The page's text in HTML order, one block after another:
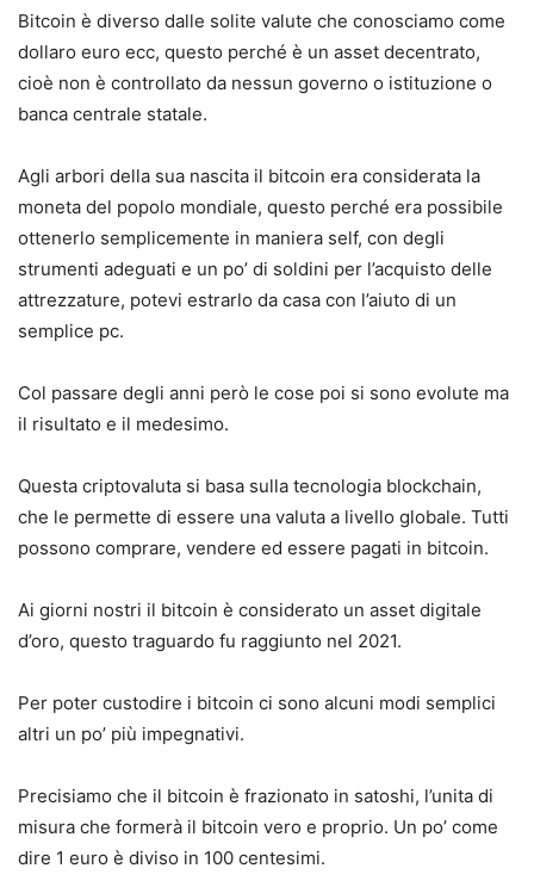
Bitcoin è diverso dalle solite valute che conosciamo come
dollaro euro ecc, questo perché è un asset decentrato,
cioè non è controllato da nessun governo o istituzione o
banca centrale statale.
Agli arbori della sua nascita il bitcoin era considerata la
moneta del popolo mondiale, questo perché era possibile
ottenerlo semplicemente in maniera self, con degli
strumenti adeguati e un po’ di soldini per l’acquisto delle
attrezzature, potevi estrarlo da casa con l’aiuto di un
semplice pc.
Col passare degli anni però le cose poi si sono evolute ma
il risultato e il medesimo.
Questa criptovaluta si basa sulla tecnologia blockchain,
che le permette di essere una valuta a livello globale. Tutti
possono comprare, vendere ed essere pagati in bitcoin.
Ai giorni nostri il bitcoin è considerato un asset digitale
d’oro, questo traguardo fu raggiunto nel 2021.
Per poter custodire i bitcoin ci sono alcuni modi semplici
altri un po’ più impegnativi.
Precisiamo che il bitcoin è frazionato in satoshi, l’unita di
misura che formerà il bitcoin vero e proprio. Un po’ come
dire 1 euro è diviso in 100 centesimi.